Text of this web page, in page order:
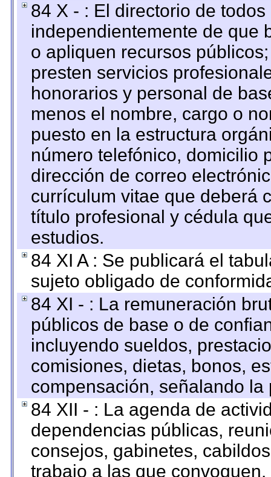
84 X - : El directorio de
independientemente de que
o apliquen recursos
presten servicios
honorarios y personal de
menos el nombre, cargo o
puesto en la estructura
número telefónico, domicilio
dirección de correo
currículum vitae que deberá
título profesional y cédula
estudios.
84 XI A : Se publicará el
sujeto obligado de
84 XI - : La remuneración
públicos de base o de
incluyendo sueldos,
comisiones, dietas, bonos,
compensación, señalando
84 XII - : La agenda de
dependencias públicas,
consejos, gabinetes,
trabajo a las que convoquen.